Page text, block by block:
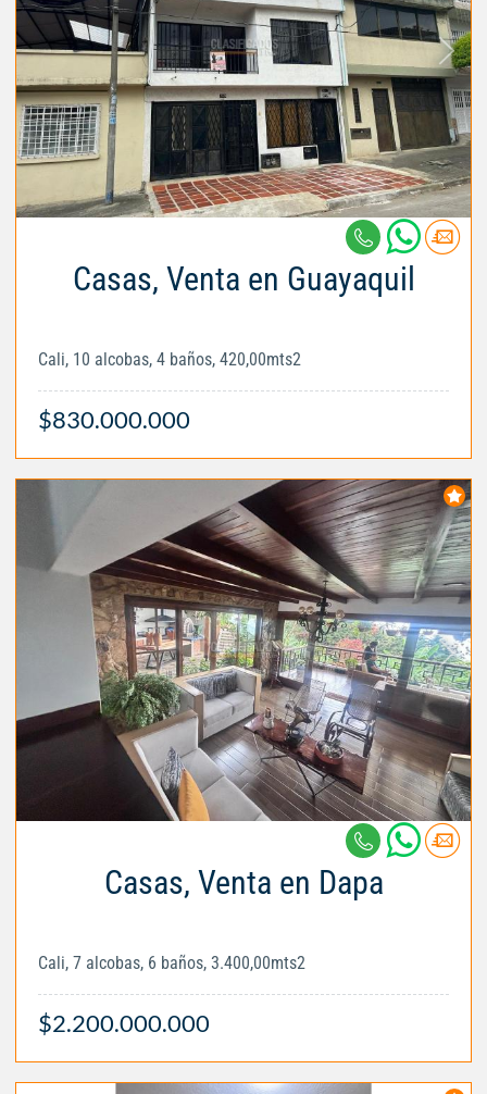
Casas, Venta en Guayaquil
Cali, 10 alcobas, 4 baños, 420,00mts2
$830.000.000
Casas, Venta en Dapa
Cali, 7 alcobas, 6 baños, 3.400,00mts2
$2.200.000.000